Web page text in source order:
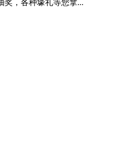
奖，各种壕礼等您拿...